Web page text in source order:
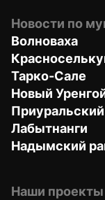
Новости по
Волноваха
Тарко-Сале
Новый
Лабытнанги
Надымский
Наши проекты